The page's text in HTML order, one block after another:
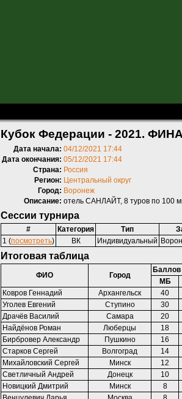
Кубок Федерации - 2021.
Дата начала: 04/12/2021 17:44
Дата окончания: 05/12/2021 17:44
Страна: Россия
Регион: Центральный округ
Город: Воронеж
Описание: отель САНЛАЙТ, 8 туров по 100
Сессии турнира
# Категория Тип
1 (посмотреть) ВК Индивидуальный
Итоговая таблица
ФИО Город
Баллов
МБ
Ковров Геннадий
Архангельск
40
Уголев Евгений
Ступино
30
Драчёв Василий
Самара
20
Найдёнов Роман
Люберцы
18
Бирбровер Александр
Пушкино
16
Старков Сергей
Волгоград
14
Михайловский Сергей
Минск
12
Светличный Андрей
Донецк
10
Новицкий Дмитрий
Минск
8